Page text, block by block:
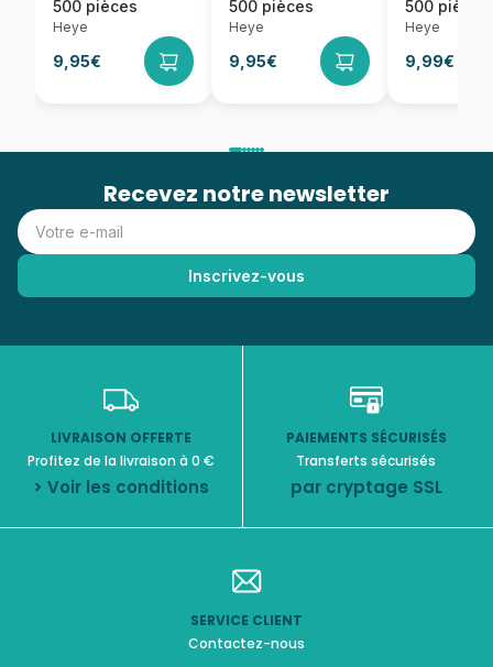
500 pièces
Heye
9,95€
500 pièces
Heye
9,95€
500 pièces
Heye
9,99€
Recevez notre newsletter
LIVRAISON OFFERTE
Profitez de la livraison à 0 €
> Voir les conditions
PAIEMENTS SÉCURISÉS
Transferts sécurisés
par cryptage SSL
SERVICE CLIENT
Contactez-nous